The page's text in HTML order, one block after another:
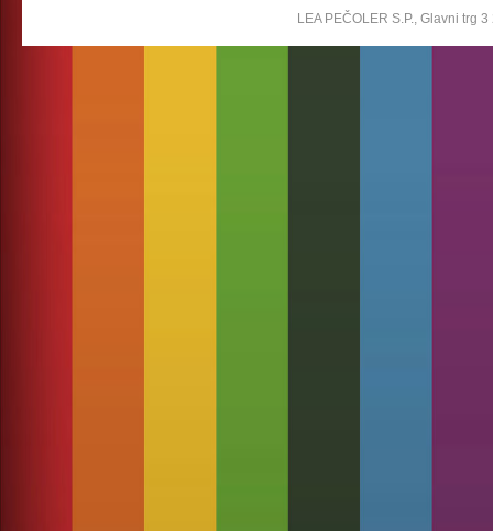
LEA PEČOLER S.P., Glavni trg